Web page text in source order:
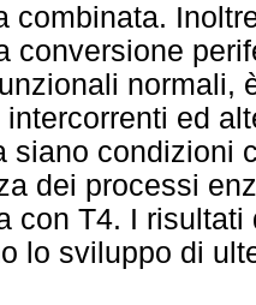
combinata.
conversione
normali,
ed
siano condizioni
dei processi
con T4. I
lo sviluppo di